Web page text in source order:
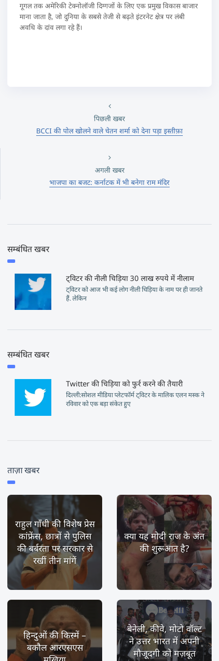
गूगल तक अमेरिकी टेक्नोलॉजी दिग्गजों के लिए एक प्रमुख विकास बाजार
माना जाता है, जो दुनिया के सबसे तेजी से बढ़ते इंटरनेट क्षेत्र पर लंबी
अवधि के दांव लगा रहे हैं।
पिछली खबर
BCCI की पोल खोलने वाले चेतन शर्मा को देना पड़ा इस्तीफ़ा
अगली खबर
भाजपा का बजट: कर्नाटक में भी बनेगा राम मंदिर
सम्बंधित खबर
ट्विटर की नीली चिड़िया 30 लाख रुपये में नीलाम
ट्विटर को आज भी कई लोग नीली चिड़िया के नाम पर ही जानते
हैं. लेकिन
सम्बंधित खबर
Twitter की चिड़िया को फुर्र करने की तैयारी
दिल्ली:सोशल मीडिया प्लेटफॉर्म ट्विटर के मालिक एलन मस्क ने
रविवार को एक बड़ा संकेत हुए
ताज़ा खबर
राहुल गाँधी की विशेष प्रेस
कांफ्रेंस, छात्रों से पुलिस
की बर्बरता पर सरकार से
रखीं तीन मांगें
क्या यह मोदी राज के अंत
की शुरूआत है?
हिन्दुओं की किस्में –
बकौल आरएसएस
बेनेली, कीवे, मोटो वॉल्ट
ने उत्तर भारत में अपनी
मौजूदगी को मज़बूत